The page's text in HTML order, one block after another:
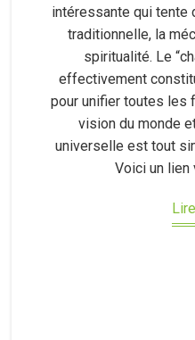
intéressante qui tente
traditionnelle, la
spiritualité. Le
effectivement
pour unifier toutes les
vision du monde
universelle est tout
Voici un lien